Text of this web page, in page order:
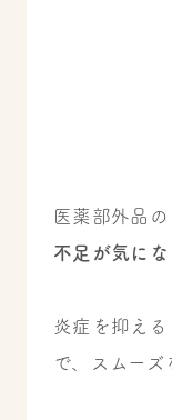
医薬部外品の
不足が気に
炎症を抑え
で、スムーズ